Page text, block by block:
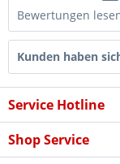
Bewertungen
Kunden haben
Service Hotline
Shop Service